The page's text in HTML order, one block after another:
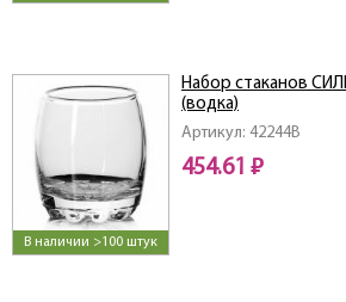
В наличии >100 штук
Артикул: 42244B
Набор стаканов
(водка)
454.61 ₽